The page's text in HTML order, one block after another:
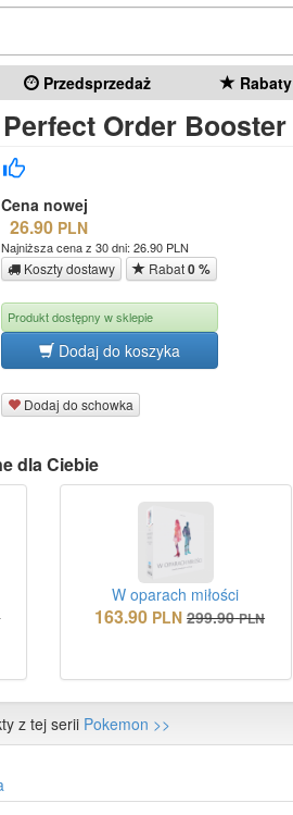
Przedsprzedaż Rabaty
Order Booster
Cena nowej
26.90 PLN
Najniższa cena z 30 dni: 26.90 PLN
Koszty dostawy Rabat0 %
Produkt dostępny w sklepie
Dodaj do koszyka
Dodaj do schowka
dla Ciebie
W oparach miłości
163.90 PLN 299.90 PLN
z tej serii Pokemon >>